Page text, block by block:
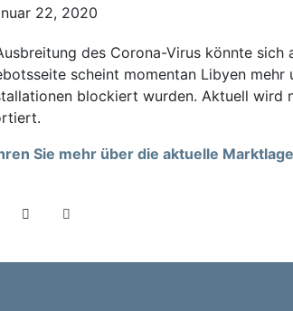
22, 2020
des Corona-Virus könnte
scheint momentan Libyen
blockiert wurden. Aktuell wird
Sie mehr über die aktuelle